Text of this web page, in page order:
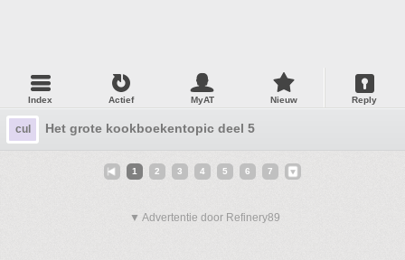
Index Actief MyAT Nieuw Reply
cul Het grote kookboekentopic deel 5
1 2 3 4 5 6 7
▼ Advertentie door Refinery89